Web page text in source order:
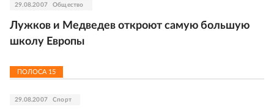
29.08.2007 Общество
Лужков и Медведев откроют самую большую
школу Европы
ПОЛОСА 15
29.08.2007 Спорт